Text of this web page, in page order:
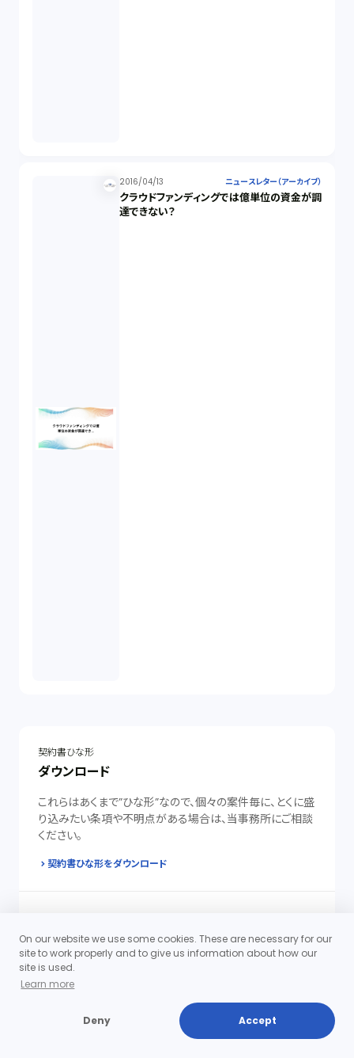
2016/04/13 ニュースレター（アーカイブ）
クラウドファンディングでは億単位の資金が調
達できない？
契約書ひな形
ダウンロード
これらはあくまで”ひな形”なので、個々の案件毎に、とくに盛
り込みたい条項や不明点がある場合は、当事務所にご相談
ください。
契約書ひな形をダウンロード
組織再編
合併、営業譲渡はもとより、会社分割、株式交換など様々な
制度のメリットとデメリットを踏まえて、適切な組織再編の実
詳細・お申込みへ
On our website we use some cookies. These are necessary for our
site to work properly and to give us information about how our
site is used.
Learn more
Deny Accept